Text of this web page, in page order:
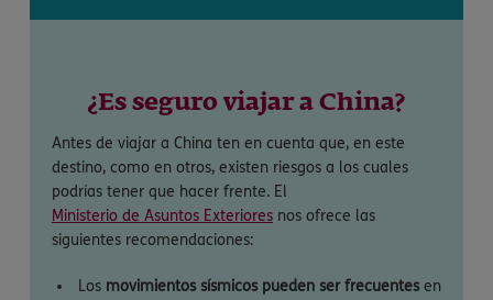
¿Es seguro viajar a China?
Antes de viajar a China ten en cuenta que, en este
destino, como en otros, existen riesgos a los cuales
podrías tener que hacer frente. El
Ministerio de Asuntos Exterioresnos ofrece las
siguientes recomendaciones:
Los movimientos sísmicos pueden ser frecuentesen